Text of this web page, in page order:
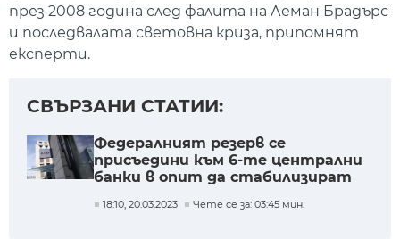
през 2008 година след фалита на Леман Брадърс
и последвалата световна криза, припомнят
експерти.
СВЪРЗАНИ СТАТИИ:
Федералният резерв се
присъедини към 6-те централни
банки в опит да стабилизират
18:10, 20.03.2023 Чете се за: 03:45 мин.